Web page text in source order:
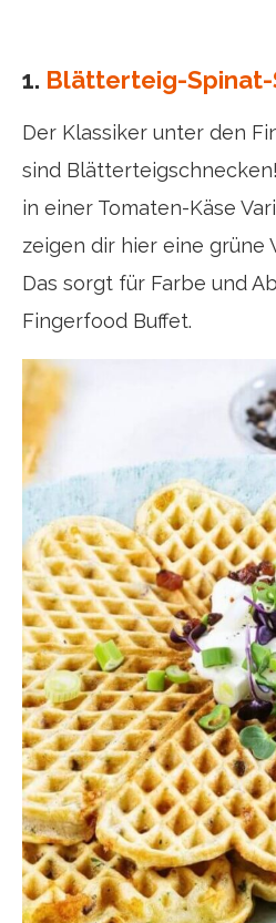
1. Blätterteig-Spinat-
Der Klassiker unter den
sind
in einer Tomaten-Käse
zeigen dir hier eine grüne
Das sorgt für Farbe und
Fingerfood Buffet.